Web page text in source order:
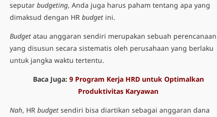
seputar budgeting, Anda juga harus paham tentang apa yang
dimaksud dengan HR budget ini.
Budget atau anggaran sendiri merupakan sebuah perencanaan
yang disusun secara sistematis oleh perusahaan yang berlaku
untuk jangka waktu tertentu.
Baca Juga: 9 Program Kerja HRD untuk Optimalkan
Produktivitas Karyawan
Nah, HR budget sendiri bisa diartikan sebagai anggaran dana